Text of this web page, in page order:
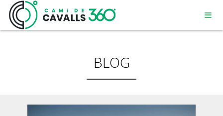
MENORCA
BLOG